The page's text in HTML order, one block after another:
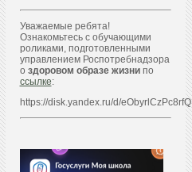
Уважаемые ребята!
Ознакомьтесь с обучающими
роликами, подготовленными
управлением Роспотребнадзора
о здоровом образе жизнипо
ссылке:
https://disk.yandex.ru/d/eObyrlCzPc8rfQ